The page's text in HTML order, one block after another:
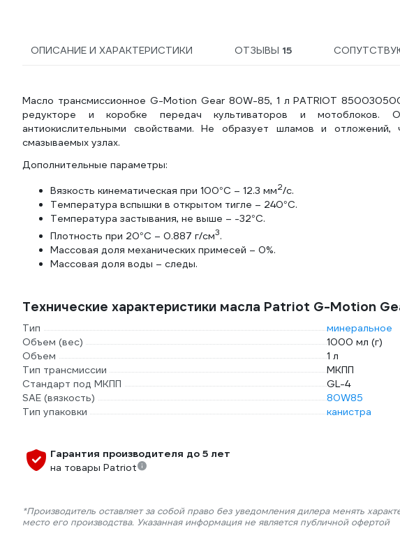
ОПИСАНИЕ И ХАРАКТЕРИСТИКИ ОТЗЫВЫ 15
Масло трансмиссионное G-Motion Gear 80W-85, 1 л PATRIOT
редукторе и коробке передач культиваторов и мотоблоков.
антиокислительными свойствами. Не образует шламов и
смазываемых узлах.
Дополнительные параметры:
Вязкость кинематическая при 100°C – 12.3 мм2/с.
Температура вспышки в открытом тигле – 240°C.
Температура застывания, не выше – -32°C.
Плотность при 20°C – 0.887 г/см3.
Массовая доля механических примесей – 0%.
Массовая доля воды – следы.
Технические характеристики масла Patriot G-Motion
Тип
минеральное
Объем (вес)
1000 мл (г)
Объем
1 л
Тип трансмиссии
МКПП
Стандарт под МКПП
GL-4
SAE (вязкость)
80W85
Тип упаковки
канистра
Гарантия производителя до 5 лет
на товары Patriot
*Производитель оставляет за собой право без уведомления дилера менять
место его производства. Указанная информация не является публичной офертой